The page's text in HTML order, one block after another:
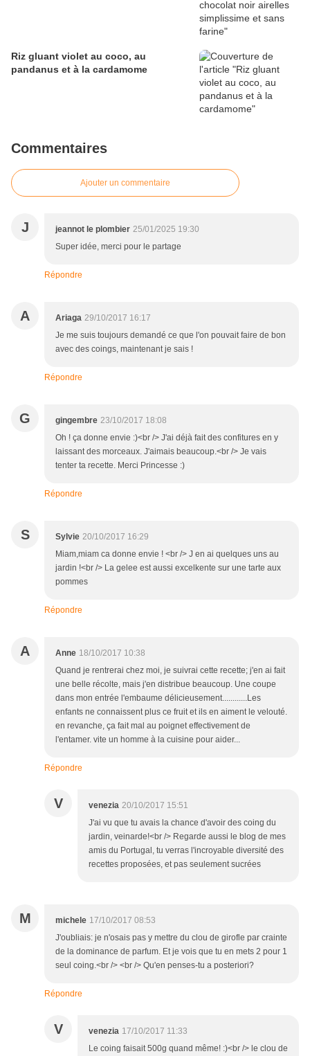
Riz gluant violet au coco, au
pandanus et à la cardamome
Commentaires
Ajouter un commentaire
J jeannot le plombier 25/01/2025 19:30
Super idée, merci pour le partage
Répondre
A Ariaga 29/10/2017 16:17
Je me suis toujours demandé ce que l'on pouvait faire de bon
avec des coings, maintenant je sais !
Répondre
G gingembre 23/10/2017 18:08
Oh ! ça donne envie :)<br /> J'ai déjà fait des confitures en y
laissant des morceaux. J'aimais beaucoup.<br /> Je vais
tenter ta recette. Merci Princesse :)
Répondre
S Sylvie 20/10/2017 16:29
Miam,miam ca donne envie ! <br /> J en ai quelques uns au
jardin !<br /> La gelee est aussi excelkente sur une tarte aux
pommes
Répondre
A Anne 18/10/2017 10:38
Quand je rentrerai chez moi, je suivrai cette recette; j'en ai fait
une belle récolte, mais j'en distribue beaucoup. Une coupe
dans mon entrée l'embaume délicieusement............Les
enfants ne connaissent plus ce fruit et ils en aiment le velouté.
en revanche, ça fait mal au poignet effectivement de
l'entamer. vite un homme à la cuisine pour aider...
Répondre
V venezia 20/10/2017 15:51
J'ai vu que tu avais la chance d'avoir des coing du
jardin, veinarde!<br /> Regarde aussi le blog de mes
amis du Portugal, tu verras l'incroyable diversité des
recettes proposées, et pas seulement sucrées
M michele 17/10/2017 08:53
J'oubliais: je n'osais pas y mettre du clou de girofle par crainte
de la dominance de parfum. Et je vois que tu en mets 2 pour 1
seul coing.<br /> <br /> Qu'en penses-tu a posteriori?
Répondre
V venezia 17/10/2017 11:33
Le coing faisait 500g quand même! :)<br /> le clou de